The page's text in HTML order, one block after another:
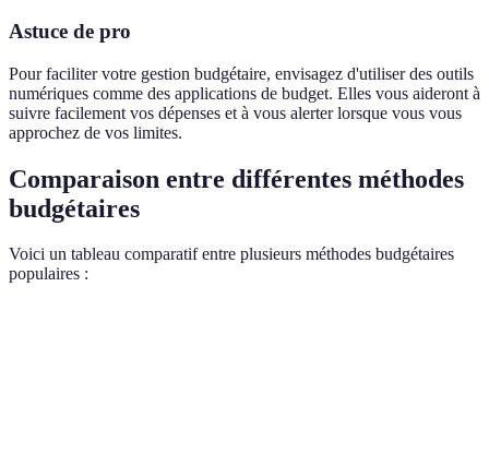
Astuce de pro
Pour faciliter votre gestion budgétaire, envisagez d'utiliser des outils
numériques comme des applications de budget. Elles vous aideront à
suivre facilement vos dépenses et à vous alerter lorsque vous vous
approchez de vos limites.
Comparaison entre différentes méthodes
budgétaires
Voici un tableau comparatif entre plusieurs méthodes budgétaires
populaires :